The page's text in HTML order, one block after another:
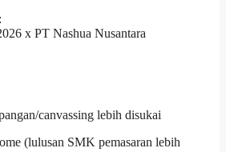
x PT Nashua Nusantara
canvassing lebih disukai
(lulusan SMK pemasaran lebih